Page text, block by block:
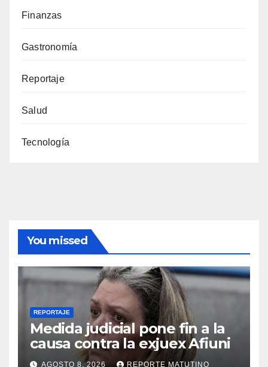
Finanzas
Gastronomía
Reportaje
Salud
Tecnología
You missed
REPORTAJE
Medida judicial pone fin a la
causa contra la exjuex Afiuni
AGOSTO 8, 2026 REPORTE MATUTINO